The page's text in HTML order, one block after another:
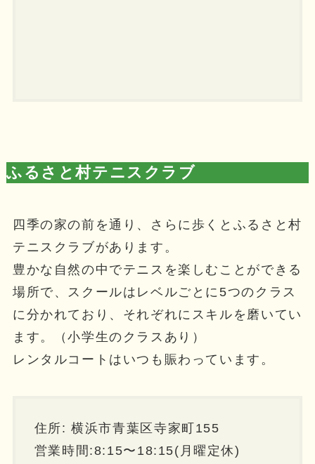
ふるさと村テニスクラブ
四季の家の前を通り、さらに歩くとふるさと村
テニスクラブがあります。
豊かな自然の中でテニスを楽しむことができる
場所で、スクールはレベルごとに5つのクラス
に分かれており、それぞれにスキルを磨いてい
ます。（小学生のクラスあり）
レンタルコートはいつも賑わっています。
住所: 横浜市青葉区寺家町155
営業時間:8:15〜18:15(月曜定休)